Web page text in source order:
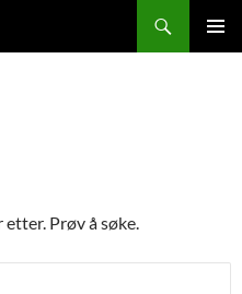
Prøv å søke.